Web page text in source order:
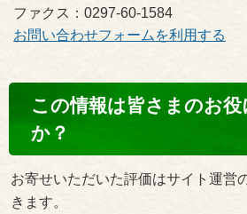
ファクス：0297-60-1584
お問い合わせフォームを利用する
ン
ン
ツ
この情報は皆さまのお
か？
お寄せいただいた評価はサイト運営
きます。